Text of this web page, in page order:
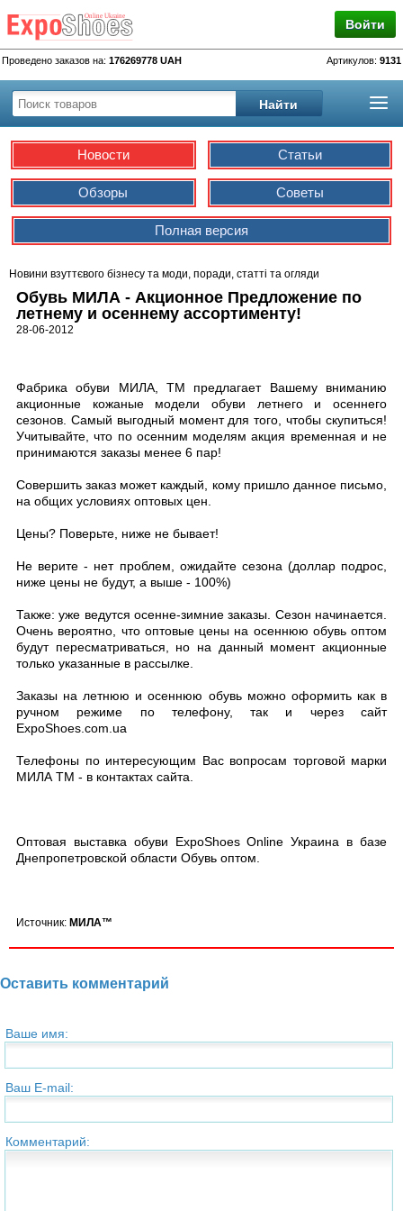
Войти
Проведено заказов на: 176269778 UAH Артикулов: 9131
Новости Статьи
Обзоры Советы
Полная версия
Новини взуттєвого бізнесу та моди, поради, статті та огляди
Обувь МИЛА - Акционное Предложение по
летнему и осеннему ассортименту!
28-06-2012
Фабрика обуви МИЛА, ТМ предлагает Вашему вниманию
акционные кожаные модели обуви летнего и осеннего
сезонов. Самый выгодный момент для того, чтобы скупиться!
Учитывайте, что по осенним моделям акция временная и не
принимаются заказы менее 6 пар!
Совершить заказ может каждый, кому пришло данное письмо,
на общих условиях оптовых цен.
Цены? Поверьте, ниже не бывает!
Не верите - нет проблем, ожидайте сезона (доллар подрос,
ниже цены не будут, а выше - 100%)
Также: уже ведутся осенне-зимние заказы. Сезон начинается.
Очень вероятно, что оптовые цены на осеннюю обувь оптом
будут пересматриваться, но на данный момент акционные
только указанные в рассылке.
Заказы на летнюю и осеннюю обувь можно оформить как в
ручном режиме по телефону, так и через сайт
ExpoShoes.com.ua
Телефоны по интересующим Вас вопросам торговой марки
МИЛА ТМ - в контактах сайта.
Оптовая выставка обуви ExpoShoes Online Украина в базе
Днепропетровской области Обувь оптом.
Источник: МИЛА™
Оставить комментарий
Ваше имя:
Ваш E-mail:
Комментарий: